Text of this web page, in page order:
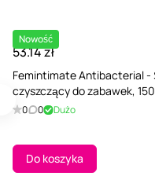
Nowość
53.14 zł
Femintimate Antibacterial -
czyszczący do zabawek,
0 0 Dużo
Do koszyka